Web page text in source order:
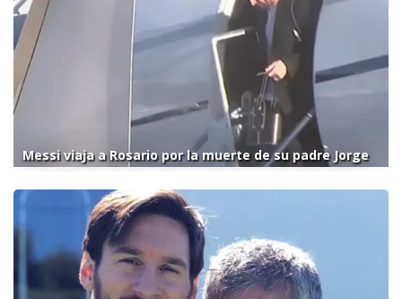
Messi viaja a Rosario por la muerte de su padre Jorge